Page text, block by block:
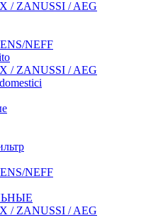
/ ZANUSSI / AEG
NEFF
/ ZANUSSI / AEG
NEFF
/ ZANUSSI / AEG